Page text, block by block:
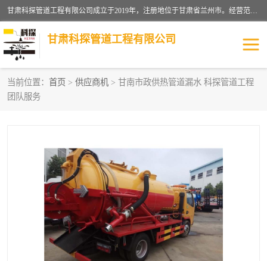
甘肃科探管道工程有限公司成立于2019年，注册地位于甘肃省兰州市。经营范围包括管道安装、清洗、疏通、维修、检测，防水工程，工程钻孔，化粪池清理，暖气安装，给排水管道安装维修，室内外管道如消防、供水、供热管道漏水检测定位，室内外防水堵漏等。
甘肃科探管道工程有限公司
当前位置： 首页 > 供应商机 > 甘南市政供热管道漏水 科探管道工程
团队服务
管道安装维修
供热管道漏水 排水管道漏水
自来水管漏水 管道疏通
高压车疏通清淤